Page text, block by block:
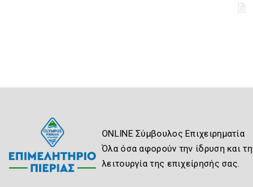
ONLINE Σύμβουλος Επιχειρηματία
Όλα όσα αφορούν την ίδρυση και
λειτουργία της επιχείρησής σας.